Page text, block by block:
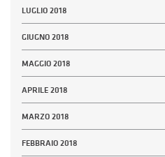
LUGLIO 2018
GIUGNO 2018
MAGGIO 2018
APRILE 2018
MARZO 2018
FEBBRAIO 2018